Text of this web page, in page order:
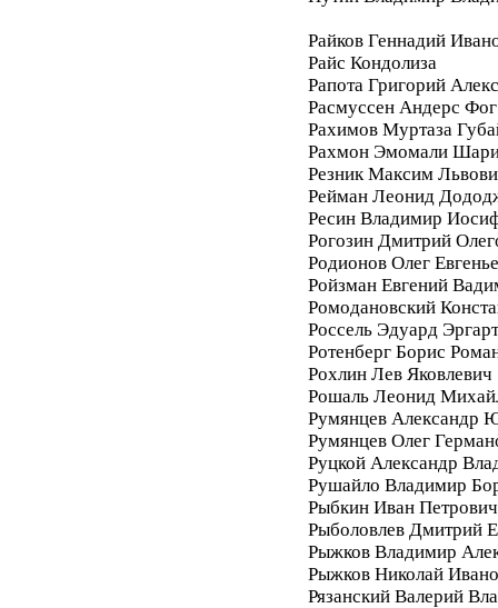
Райков Геннадий
Райс Кондолиза
Рапота Григорий
Расмуссен Андерс Фог
Рахимов Муртаза
Рахмон Эмомали
Резник Максим
Рейман Леонид
Ресин Владимир
Рогозин Дмитрий
Родионов Олег
Ройзман Евгений
Ромодановский
Россель Эдуард
Ротенберг Борис
Рохлин Лев Яковлевич
Рошаль Леонид
Румянцев Александр
Румянцев Олег
Руцкой Александр
Рушайло Владимир
Рыбкин Иван Петрович
Рыболовлев Дмитрий
Рыжков Владимир
Рыжков Николай
Рязанский Валерий